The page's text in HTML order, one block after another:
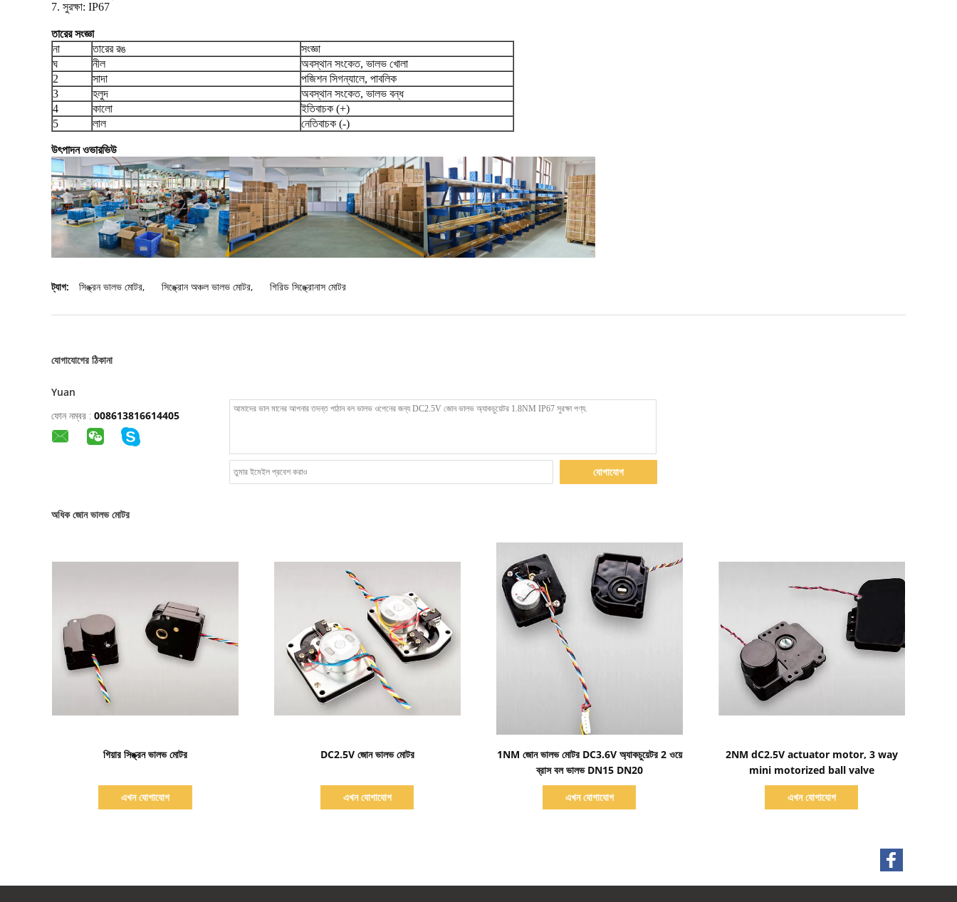
7. সুরক্ষা: IP67
তারের সংজ্ঞা
না
তারের রঙ
সংজ্ঞা
ঘ
নীল
অবস্থান সংকেত, ভালভ খোলা
2
সাদা
পজিশন সিগন্যালে, পাবলিক
3
হলুদ
অবস্থান সংকেত, ভালভ বন্ধ
4
কালো
ইতিবাচক (+)
5
লাল নেতিবাচক (-)
উৎপাদন ওভারভিউ
ট্যাগ: সিঙ্ক্রন ভালভ মোটর, সিঙ্ক্রোন অঞ্চল ভালভ মোটর, গিরিড সিঙ্ক্রোনাস মোটর
যোগাযোগের ঠিকানা
Yuan
ফোন নম্বর : 008613816614405
যোগাযোগ
অধিক জোন ভালভ মোটর
গিয়ার সিঙ্ক্রন ভালভ মোটর
এখন যোগাযোগ
DC2.5V জোন ভালভ মোটর
এখন যোগাযোগ
1NM জোন ভালভ মোটর DC3.6V অ্যাকচুয়েটর 2 ওয়ে
ব্রাস বল ভালভ DN15 DN20
এখন যোগাযোগ
2NM dC2.5V actuator motor, 3 way
mini motorized ball valve
এখন যোগাযোগ